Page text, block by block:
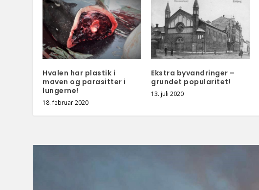
Hvalen har plastik i
maven og parasitter i
lungerne!
18. februar 2020
Ekstra byvandringer –
grundet popularitet!
13. juli 2020